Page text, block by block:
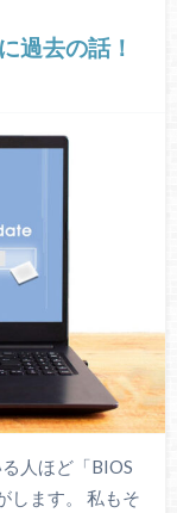
過去の話！
人ほど「BIOS
します。 私もそ